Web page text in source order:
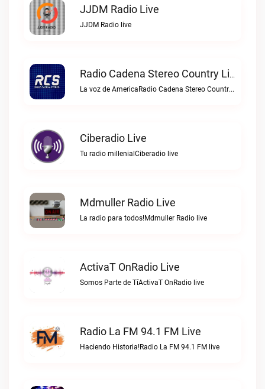
JJDM Radio Live
JJDM Radio live
Radio Cadena Stereo Country Live
La voz de AmericaRadio Cadena Stereo Country live
Ciberadio Live
Tu radio millenialCiberadio live
Mdmuller Radio Live
La radio para todos!Mdmuller Radio live
ActivaT OnRadio Live
Somos Parte de TíActivaT OnRadio live
Radio La FM 94.1 FM Live
Haciendo Historia!Radio La FM 94.1 FM live